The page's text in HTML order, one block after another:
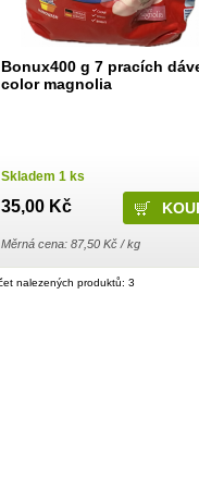
Bonux400 g 7 pracích
color magnolia
Skladem 1 ks
35,00 Kč
Měrná cena: 87,50 Kč / kg
nalezených produktů: 3